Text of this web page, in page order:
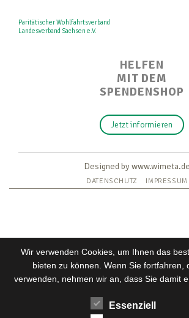
Paritätischer Wohlfahrtsverband
Landesverband Sachsen e.V.
HELFEN
MIT DEM
SPENDENSHOP
Jetzt informieren
Designed by www.wimeta.de
DATENSCHUTZ IMPRESSUM
Wir verwenden Cookies, um Ihnen das
bieten zu können. Wenn Sie fortfahren,
verwenden, nehmen wir an, dass Sie damit
Essenziell